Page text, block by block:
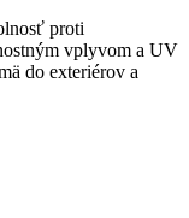
proti
vplyvom a UV
do exteriérov a